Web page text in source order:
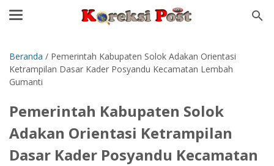
Beranda / Pemerintah Kabupaten Solok Adakan Orientasi
Ketrampilan Dasar Kader Posyandu Kecamatan Lembah
Gumanti
Pemerintah Kabupaten Solok
Adakan Orientasi Ketrampilan
Dasar Kader Posyandu Kecamatan